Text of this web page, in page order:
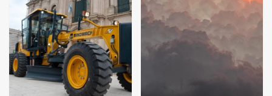
4
Accidente en Ruta 5: falleció un
joven de Trenque Lauquen